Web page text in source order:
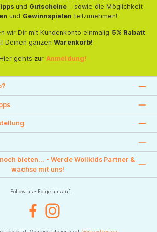
und Gutscheine- sowie die Möglichkeit
und Gewinnspielen teilzunehmen!
wir Dir mit Kundenkonto einmalig 5% Rabatt
Deinen ganzen Warenkorb!
Hier gehts zur Anmeldung!
bieten... - Werde Wollkids Partner &
wachse mit uns!
Follow us - Folge uns auf....
FacebookInstagram